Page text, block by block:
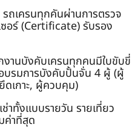
รถเครนทุกคันผ่านการตรวจ
ซอร์ (Certificate) รับรอง
านบังคับเครนทุกคนมีใบขับขี่
บรมการบังคับปั้นจั่น 4 ผู้ (ผู้
เกาะ, ผู้ควบคุม)
ช่าทั้งแบบรายวัน รายเที่ยว
ค่าที่สุด